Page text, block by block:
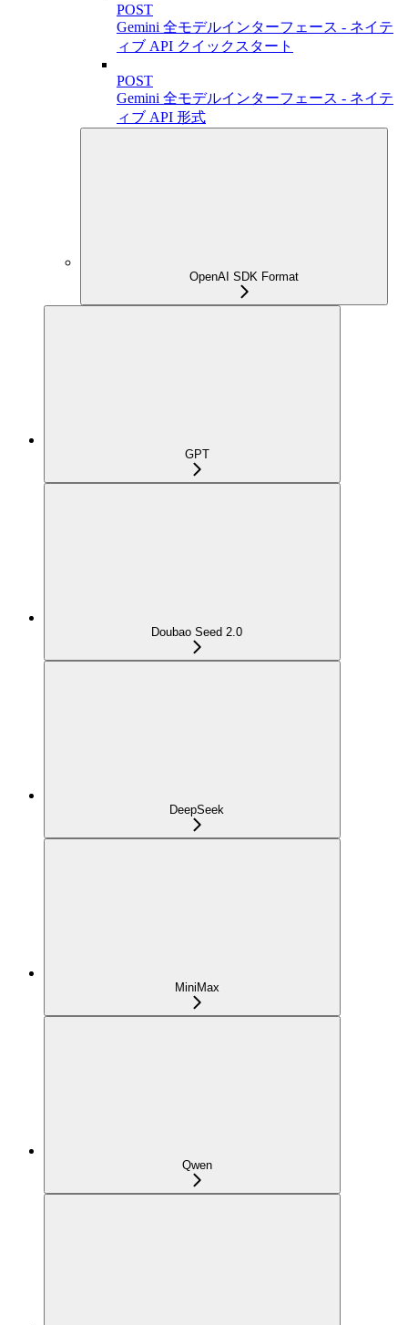
POST
Gemini 全モデルインターフェース - ネイテ
ィブ API クイックスタート
POST
Gemini 全モデルインターフェース - ネイテ
ィブ API 形式
OpenAI SDK Format
GPT
Doubao Seed 2.0
DeepSeek
MiniMax
Qwen